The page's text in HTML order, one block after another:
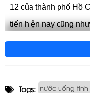
12 của thành phố Hồ
tiến hiện nay cũng
nên sản phẩm nước
uống.
được sản xuất trên
Tags: nước uống tinh